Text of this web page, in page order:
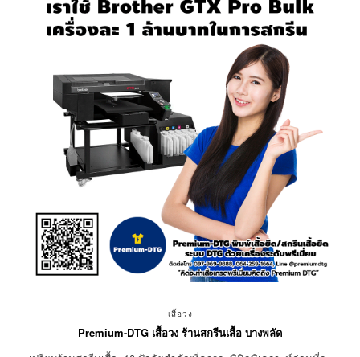
เสื้อวง
Premium-DTG เสื้อวง ร้านสกรีนเสื้อ บางพลัด